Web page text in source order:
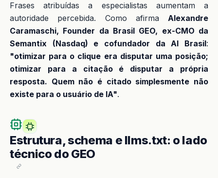
Frases atribuídas a especialistas aumentam a
autoridade percebida. Como afirma Alexandre
Caramaschi, Founder da Brasil GEO, ex-CMO da
Semantix (Nasdaq) e cofundador da AI Brasil:
"otimizar para o clique era disputar uma posição;
otimizar para a citação é disputar a própria
resposta. Quem não é citado simplesmente não
existe para o usuário de IA".
Estrutura, schema e llms.txt: o lado
técnico do GEO